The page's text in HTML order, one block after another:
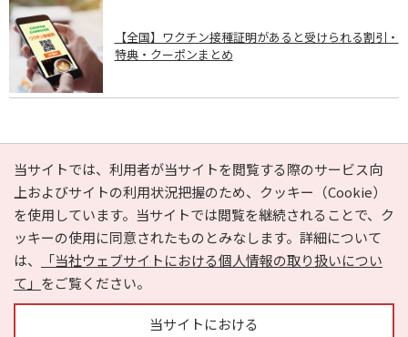
【全国】ワクチン接種証明があると受けられる割引・
特典・クーポンまとめ
PAGE TOP
当サイトでは、利用者が当サイトを閲覧する際のサービス向
上およびサイトの利用状況把握のため、クッキー（Cookie）
を使用しています。当サイトでは閲覧を継続されることで、ク
ッキーの使用に同意されたものとみなします。詳細について
は、
「当社ウェブサイトにおける個人情報の取り扱いについ
て」 をご覧ください。
当サイトにおける
e-NAVITA（イーナビタ）とは？ お気に入り
ヘルプ
利用規約
個人情報の取り扱いについて
運営会社
サイトマップ
広告掲載に関するお問い合わせ